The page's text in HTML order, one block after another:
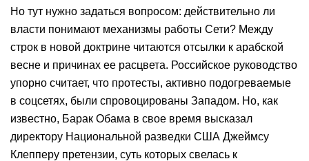
Но тут нужно задаться вопросом: действительно ли
власти понимают механизмы работы Сети? Между
строк в новой доктрине читаются отсылки к арабской
весне и причинах ее расцвета. Российское руководство
упорно считает, что протесты, активно подогреваемые
в соцсетях, были спровоцированы Западом. Но, как
известно, Барак Обама в свое время высказал
директору Национальной разведки США Джеймсу
Клепперу претензии, суть которых свелась к